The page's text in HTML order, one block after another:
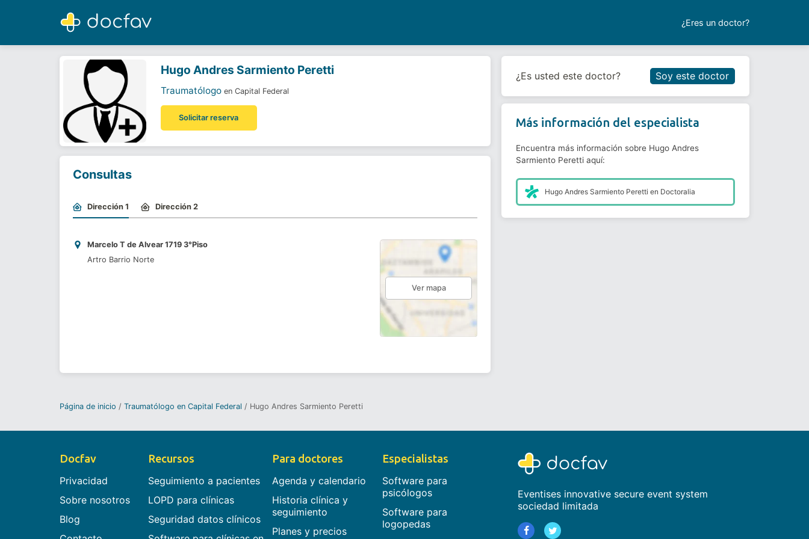
¿Eres un doctor?
Hugo Andres Sarmiento Peretti
Traumatólogo
Reservar cita
Hugo Andres Sarmiento Peretti
Traumatólogo en Capital Federal
Solicitar reserva
Consultas
Dirección 1 Dirección 2
Marcelo T de Alvear 1719 3°Piso
Artro Barrio Norte
Ver mapa
¿Es usted este doctor? Soy este doctor
Más información del especialista
Encuentra más información sobre Hugo Andres
Sarmiento Peretti aquí:
Hugo Andres Sarmiento Peretti en Doctoralia
Página de inicio Traumatólogo en Capital Federal Hugo Andres Sarmiento Peretti
Docfav
Privacidad
Sobre nosotros
Blog
Recursos
Seguimiento a pacientes
LOPD para clínicas
Seguridad datos clínicos
Para doctores
Agenda y calendario
Historia clínica y
seguimiento
Planes y precios
Especialistas
Software para
psicólogos
Software para
logopedas
Eventises innovative secure event system
sociedad limitada